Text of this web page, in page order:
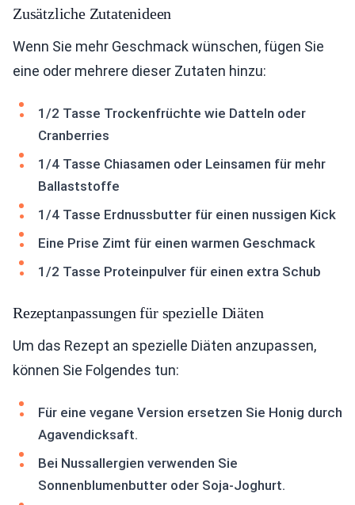
Zusätzliche Zutatenideen
Wenn Sie mehr Geschmack wünschen, fügen Sie
eine oder mehrere dieser Zutaten hinzu:
1/2 Tasse Trockenfrüchte wie Datteln oder
Cranberries
1/4 Tasse Chiasamen oder Leinsamen für mehr
Ballaststoffe
1/4 Tasse Erdnussbutter für einen nussigen Kick
Eine Prise Zimt für einen warmen Geschmack
1/2 Tasse Proteinpulver für einen extra Schub
Rezeptanpassungen für spezielle Diäten
Um das Rezept an spezielle Diäten anzupassen,
können Sie Folgendes tun:
Für eine vegane Version ersetzen Sie Honig durch
Agavendicksaft.
Bei Nussallergien verwenden Sie
Sonnenblumenbutter oder Soja-Joghurt.